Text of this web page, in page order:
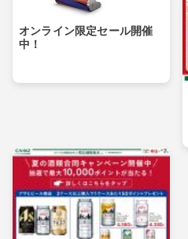
オンライン限定セール開催
中！